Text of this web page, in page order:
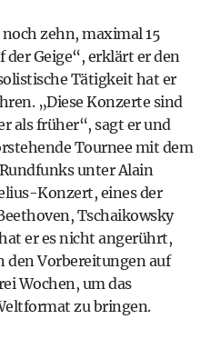
zehn, maximal 15
Geige“, erklärt er den
Tätigkeit hat er
„Diese Konzerte sind
als früher“, sagt er und
Tournee mit dem
unter Alain
Konzert, eines der
Tschaikowsky
er es nicht angerührt,
Vorbereitungen auf
Wochen, um das
zu bringen.